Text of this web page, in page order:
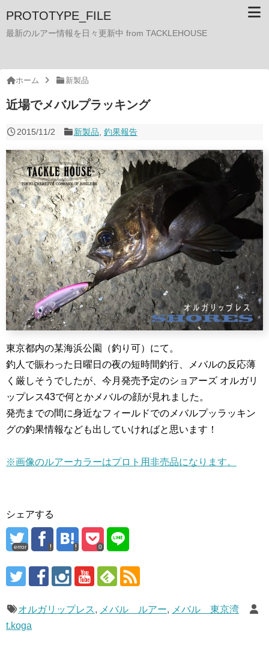
PROTOTYPE_FILE
最新のルアー情報を日々更新中 from TACKLEHOUSE
ホーム 新製品
近場でメバルプラッキング
2015/11/2 新製品 釣果報告
東京都内の某海浜公園（釣り可）にて。
釣人で賑わった日曜日の夜の短時間釣行、メバルの反応薄
く厳しそうでしたが、今月発売予定のショアーズ オルガリ
ップレス43で何とかメバルの顔が見れました。
発売までの間に身近なフィールドでのメバルプッラッキン
グの釣果情報なども出していければと思います！
※画像のルアーカラーはプロト用非売品になります。
シェアする
error 0
オルガリップレス, メバル ルアー, メバル 東京湾
t.koga